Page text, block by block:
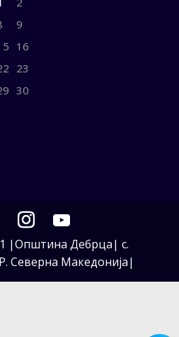
9
16
23
30
|Општина Дебрца| с.
Северна Македонија|